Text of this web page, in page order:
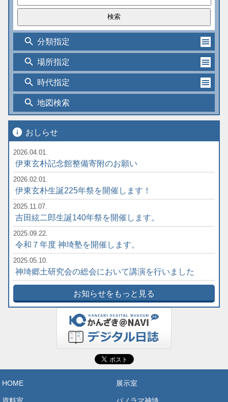
search 分類指定
search 場所指定
search 時代指定
search 地図検索
info おしらせ
2026.04.01.
伊東玄朴記念館整備寄附のお願い
2026.02.01.
伊東玄朴生誕225年祭を開催します！
2025.11.07.
吉田絃二郎生誕140年祭を開催します。
2025.09.22.
令和７年度 神埼塾を開催します。
2025.05.10.
神埼郷土研究会の総会において講演を行いました
お知らせをもっと見る
HOME 展示室